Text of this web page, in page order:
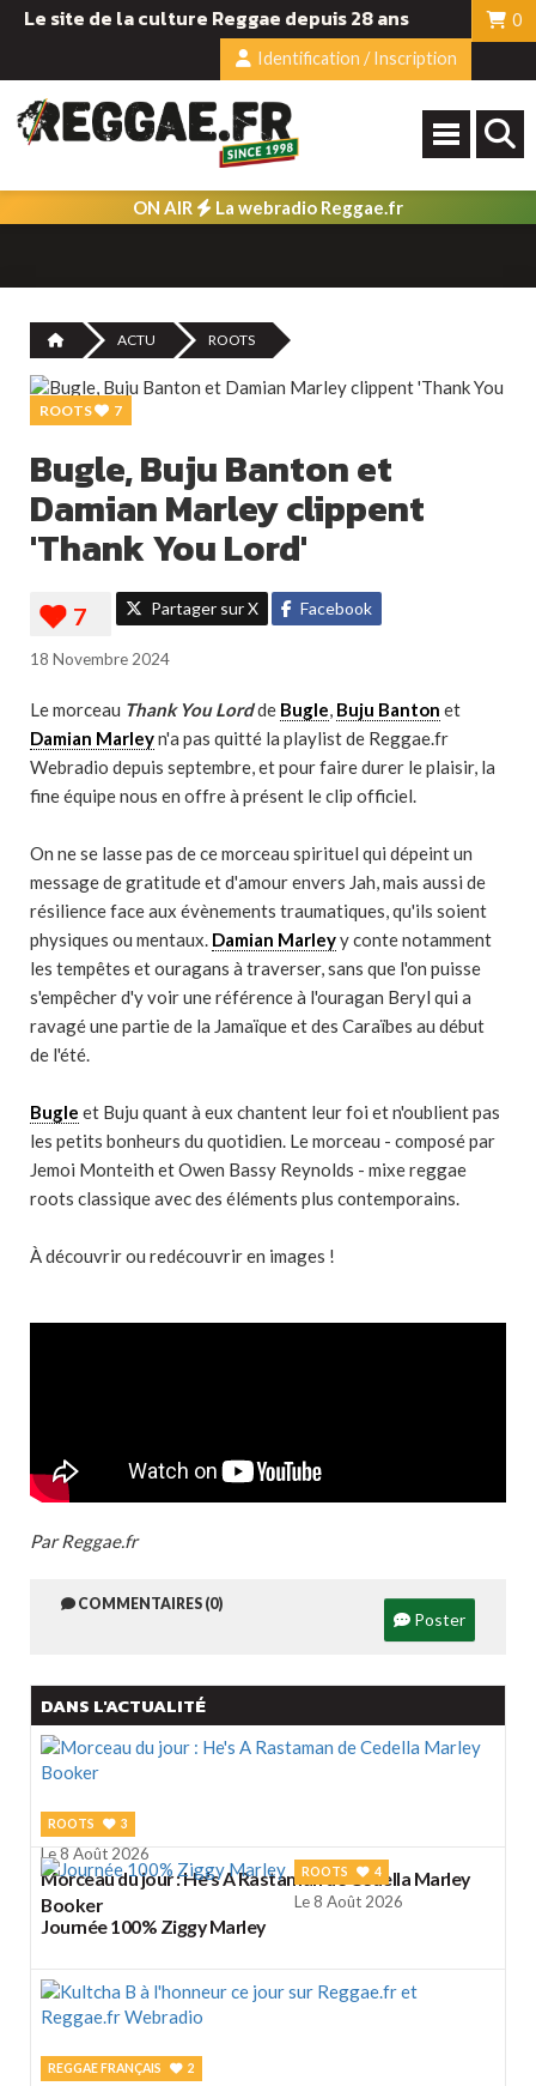
Le site de la culture Reggae depuis 28 ans
0
Identification / Inscription
ON AIR La webradio Reggae.fr
ACTU ROOTS
ROOTS 7
Bugle, Buju Banton et
Damian Marley clippent
'Thank You Lord'
Partager sur X Facebook
18 Novembre 2024
Le morceau Thank You Lordde Bugle, Buju Banton et
Damian Marleyn'a pas quitté la playlist de Reggae.fr
Webradio depuis septembre, et pour faire durer le plaisir, la
fine équipe nous en offre à présent le clip officiel.
On ne se lasse pas de ce morceau spirituel qui dépeint un
message de gratitude et d'amour envers Jah, mais aussi de
résilience face aux évènements traumatiques, qu'ils soient
physiques ou mentaux. Damian Marleyy conte notamment
les tempêtes et ouragans à traverser, sans que l'on puisse
s'empêcher d'y voir une référence à l'ouragan Beryl qui a
ravagé une partie de la Jamaïque et des Caraïbes au début
de l'été.
Bugle et Buju quant à eux chantent leur foi et n'oublient pas
les petits bonheurs du quotidien. Le morceau - composé par
Jemoi Monteith et Owen Bassy Reynolds - mixe reggae
roots classique avec des éléments plus contemporains.
À découvrir ou redécouvrir en images !
Par Reggae.fr
COMMENTAIRES (0)
Poster
DANS L'ACTUALITÉ
ROOTS 3
Le 8 Août 2026
Morceau du jour : He's A Rastaman de Cedella Marley
Booker
ROOTS 4
Le 8 Août 2026
Journée 100% Ziggy Marley
REGGAE FRANÇAIS 2